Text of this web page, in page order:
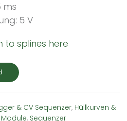
ms
5 V
to splines here
& CV Sequenzer, Hüllkurven &
Module, Sequenzer